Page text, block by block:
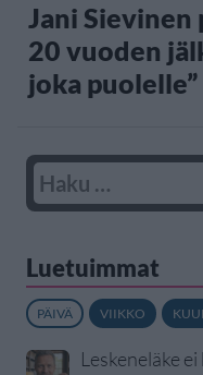
Jani Sievinen
20 vuoden
joka puolelle”
Luetuimmat
PÄIVÄ VIIKKO
Leskeneläke